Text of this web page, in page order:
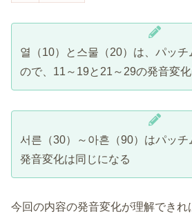
열（10）と스물（20）は、パッチ
ので、11～19と21～29の発音変
서른（30）～아흔（90）はパッチ
発音変化は同じになる
今回の内容の発音変化が理解できれ